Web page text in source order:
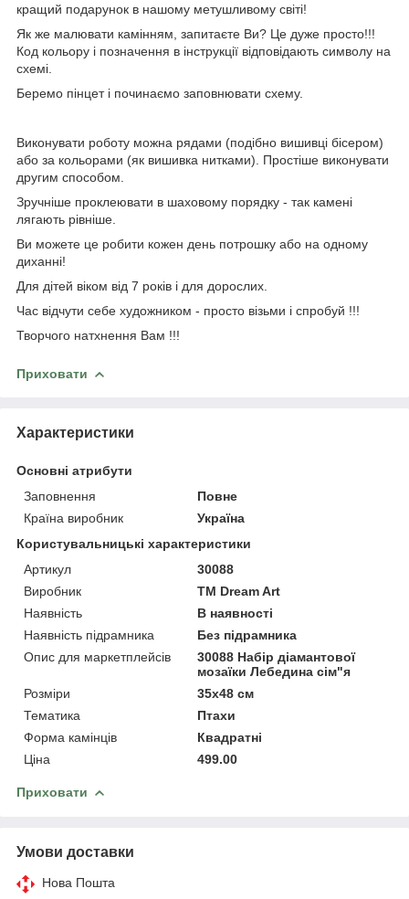
кращий подарунок в нашому метушливому світі!
Як же малювати камінням, запитаєте Ви? Це дуже просто!!!
Код кольору і позначення в інструкції відповідають символу на
схемі.
Беремо пінцет і починаємо заповнювати схему.
Виконувати роботу можна рядами (подібно вишивці бісером)
або за кольорами (як вишивка нитками). Простіше виконувати
другим способом.
Зручніше проклеювати в шаховому порядку - так камені
лягають рівніше.
Ви можете це робити кожен день потрошку або на одному
диханні!
Для дітей віком від 7 років і для дорослих.
Час відчути себе художником - просто візьми і спробуй !!!
Творчого натхнення Вам !!!
Приховати
Характеристики
Основні атрибути
Заповнення
Повне
Країна виробник
Україна
Користувальницькі характеристики
Артикул
30088
Виробник
ТМ Dream Art
Наявність
В наявності
Наявність підрамника
Без підрамника
Опис для маркетплейсів
30088 Набір діамантової
мозаїки Лебедина сім"я
Розміри
35x48 см
Тематика
Птахи
Форма камінців
Квадратні
Ціна
499.00
Приховати
Умови доставки
Нова Пошта